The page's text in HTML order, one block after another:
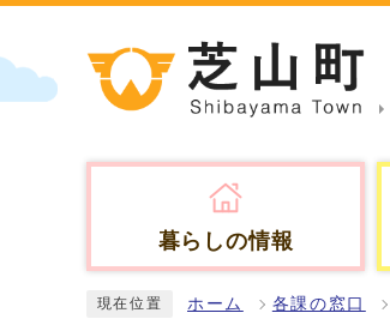
暮らしの情報
現在位置 ホーム 各課の窓口